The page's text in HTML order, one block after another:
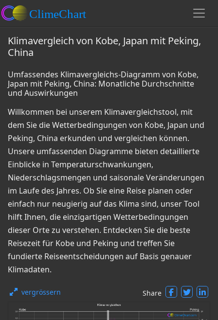
Klimavergleich von Kobe, Japan mit Peking,
China
Umfassendes Klimavergleichs-Diagramm von Kobe,
Japan mit Peking, China: Monatliche Durchschnitte
und Auswirkungen
Willkommen bei unserem Klimavergleichstool, mit
dem Sie die Wetterbedingungen von Kobe, Japan und
Peking, China erkunden und vergleichen können.
Unsere umfassenden Diagramme bieten detaillierte
Einblicke in Temperaturschwankungen,
Niederschlagsmengen und saisonale Veränderungen
im Laufe des Jahres. Ob Sie eine Reise planen oder
einfach nur neugierig auf das Klima sind, unser Tool
hilft Ihnen, die einzigartigen Wetterbedingungen
dieser Orte zu verstehen. Entdecken Sie die beste
Reisezeit für Kobe und Peking und treffen Sie
fundierte Reiseentscheidungen auf Basis genauer
Klimadaten.
vergrössern Share